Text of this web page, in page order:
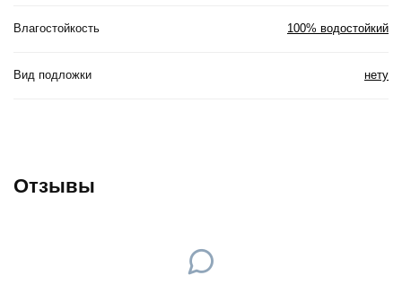
Влагостойкость 100% водостойкий
Вид подложки нету
Отзывы